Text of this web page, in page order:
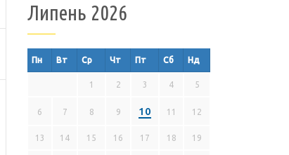
Липень 2026
Пн Вт Ср Чт Пт Сб Нд
1 2 3 4 5
6 7 8 9 10 11 12
13 14 15 16 17 18 19